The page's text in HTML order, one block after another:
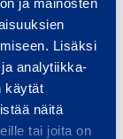
Lisäksi
analytiikka-
käytät
näitä
tai joita on
all trainings